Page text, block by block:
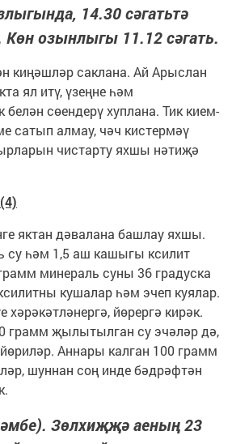
14.30 сәгатьтә
Көн озынлыгы 11.12 сәгать.
киңәшләр саклана. Ай Арыслан
ял итү, үзеңне һәм
сөендерү хуплана. Тик кием-
сатып алмау, чәч кистермәү
чистарту яхшы нәтиҗә
яктан дәвалана башлау яхшы.
су һәм 1,5 аш кашыгы ксилит
минераль суны 36 градуска
кушалар һәм эчеп куялар.
йөрергә кирәк.
грамм җылытылган су эчәләр дә,
Аннары калган 100 грамм
шуннан соң инде бәдрәфтән
Зөлхиҗҗә аеның 23